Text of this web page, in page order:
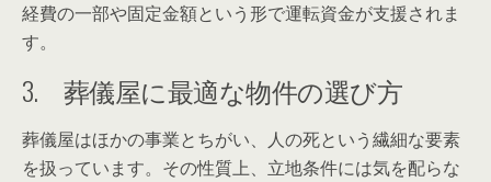
経費の一部や固定金額という形で運転資金が支援されま
す。
3. 葬儀屋に最適な物件の選び方
葬儀屋はほかの事業とちがい、人の死という繊細な要素
を扱っています。その性質上、立地条件には気を配らな